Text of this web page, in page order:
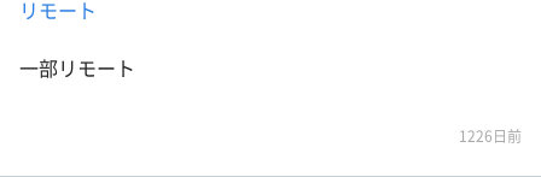
リモート
一部リモート
1226日前